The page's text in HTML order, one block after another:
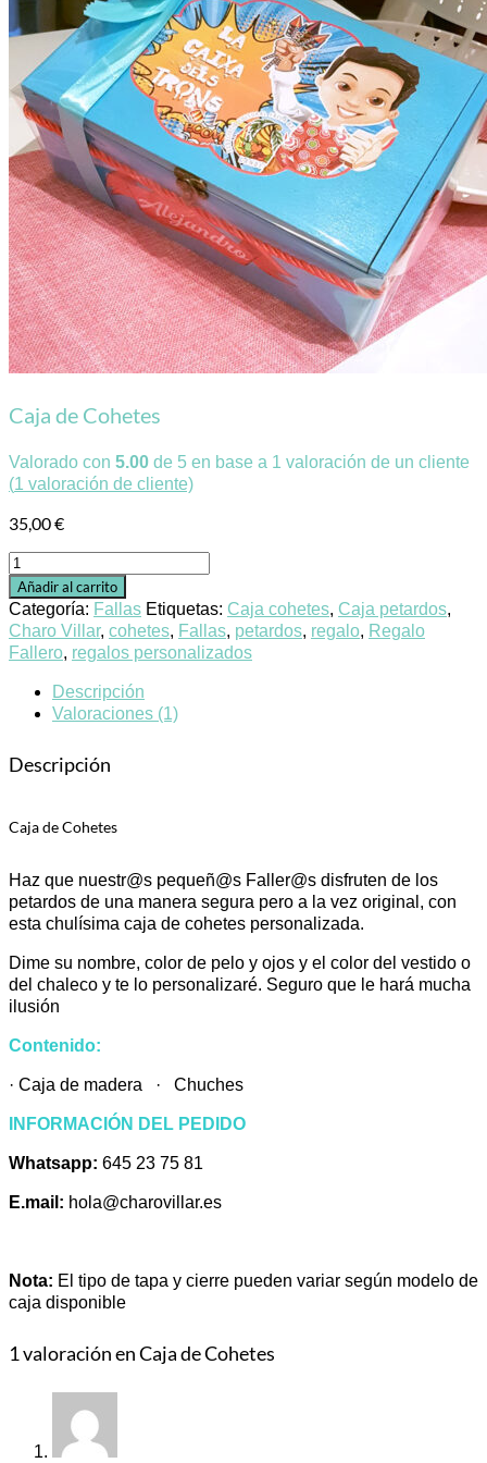
Caja de Cohetes
Valorado con 5.00 de 5 en base a 1 valoración de un cliente
(1 valoración de cliente)
35,00€
Caja
de
Cohetes
cantidad
Añadir al carrito
Categoría: Fallas Etiquetas: Caja cohetes, Caja petardos,
Charo Villar, cohetes, Fallas, petardos, regalo, Regalo
Fallero, regalos personalizados
Descripción
Valoraciones (1)
Descripción
Caja de Cohetes
Haz que nuestr@s pequeñ@s Faller@s disfruten de los
petardos de una manera segura pero a la vez original, con
esta chulísima caja de cohetes personalizada.
Dime su nombre, color de pelo y ojos y el color del vestido o
del chaleco y te lo personalizaré. Seguro que le hará mucha
ilusión
Contenido:
· Caja de madera · Chuches
INFORMACIÓN DEL PEDIDO
Whatsapp: 645 23 75 81
E.mail: hola@charovillar.es
Nota: El tipo de tapa y cierre pueden variar según modelo de
caja disponible
1 valoración enCaja de Cohetes